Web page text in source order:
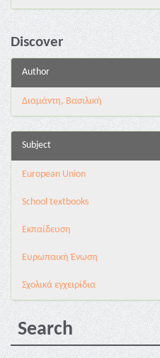
Discover
Author
Διαμάντη, Βασιλική
Subject
European Union
School textbooks
Εκπαίδευση
Ευρωπαική Ένωση
Σχολικά εγχειρίδια
Search